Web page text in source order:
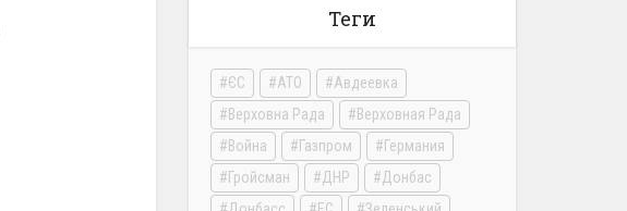
Теги
ЄС АТО
Авдеевка
Верховна Рада
Верховная Рада
Война
Газпром
Германия
Гройсман
ДНР
Донбас